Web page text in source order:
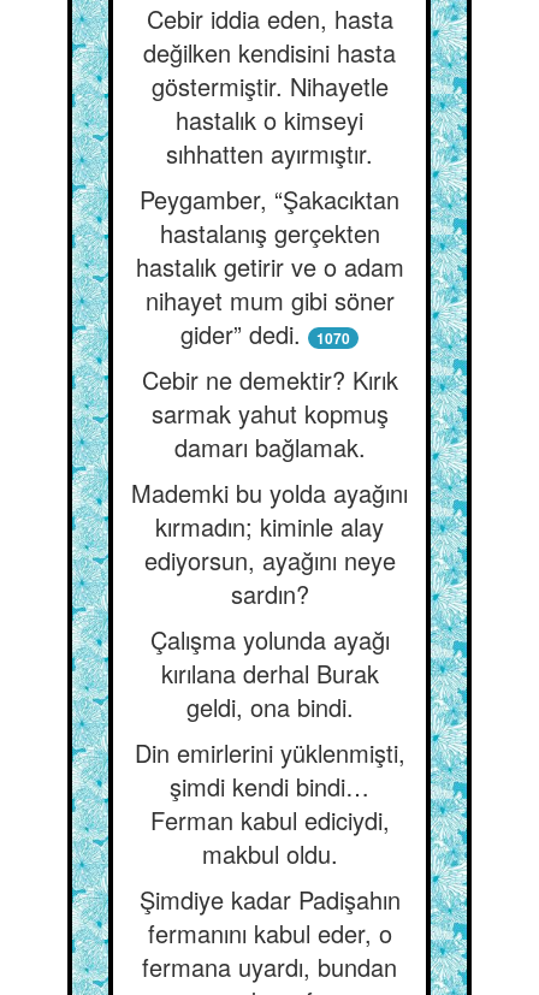
Cebir iddia eden, hasta
değilken kendisini hasta
göstermiştir. Nihayetle
hastalık o kimseyi
sıhhatten ayırmıştır.
Peygamber, “Şakacıktan
hastalanış gerçekten
hastalık getirir ve o adam
nihayet mum gibi söner
gider” dedi.
1070
Cebir ne demektir? Kırık
sarmak yahut kopmuş
damarı bağlamak.
Mademki bu yolda ayağını
kırmadın; kiminle alay
ediyorsun, ayağını neye
sardın?
Çalışma yolunda ayağı
kırılana derhal Burak
geldi, ona bindi.
Din emirlerini yüklenmişti,
şimdi kendi bindi…
Ferman kabul ediciydi,
makbul oldu.
Şimdiye kadar Padişahın
fermanını kabul eder, o
fermana uyardı, bundan